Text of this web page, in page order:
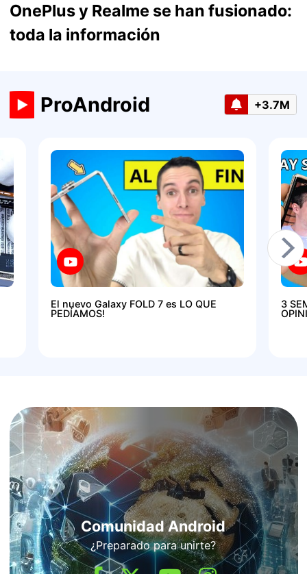
OnePlus y Realme se han fusionado:
toda la información
ProAndroid +3.7M
El nuevo Galaxy FOLD 7 es LO QUE
PEDÍAMOS!
3
Comunidad Android
¿Preparado para unirte?